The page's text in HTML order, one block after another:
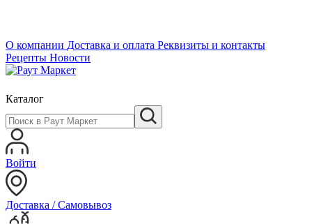
О компании Доставка и оплата Реквизиты и контакты
Рецепты Новости
Каталог
Войти
Доставка / Самовывоз